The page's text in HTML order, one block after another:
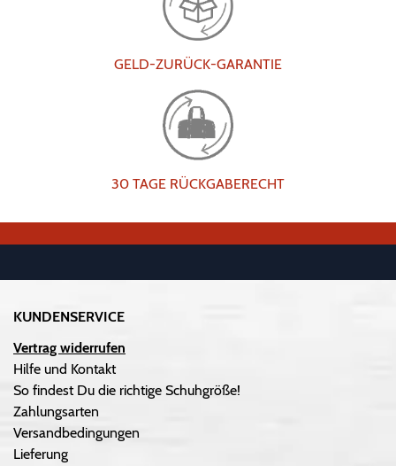
GELD-ZURÜCK-GARANTIE
30 TAGE RÜCKGABERECHT
KUNDENSERVICE
Vertrag widerrufen
Hilfe und Kontakt
So findest Du die richtige Schuhgröße!
Zahlungsarten
Versandbedingungen
Lieferung